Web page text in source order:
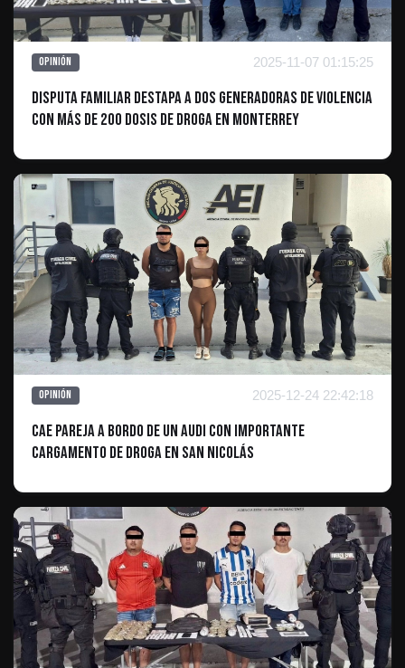
Opinión 2025-11-07 01:15:25
Disputa Familiar Destapa a Dos Generadoras de Violencia
con Más de 200 Dosis de Droga en Monterrey
Opinión 2025-12-24 22:42:18
Cae pareja a bordo de un Audi con importante
cargamento de droga en San Nicolás